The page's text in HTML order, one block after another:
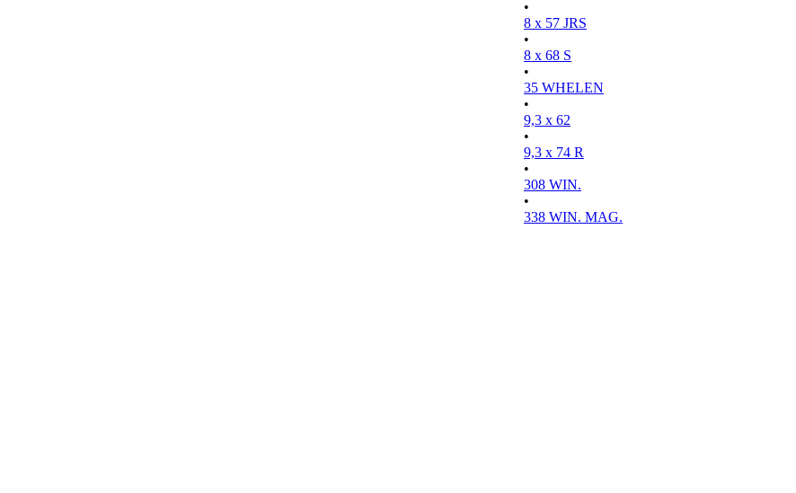
•
8 x 57 JRS
•
8 x 68 S
•
35 WHELEN
•
9,3 x 62
•
9,3 x 74 R
•
308 WIN.
•
338 WIN. MAG.